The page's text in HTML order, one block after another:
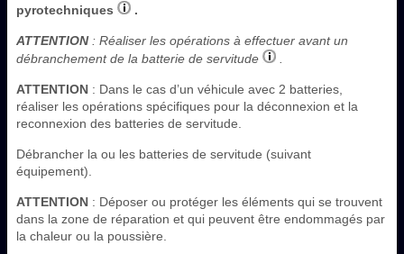
pyrotechniques
.
ATTENTION: Réaliser les opérations à effectuer avant un
débranchement de la batterie de servitude
ATTENTION : Dans le cas d’un véhicule avec 2 batteries,
réaliser les opérations spécifiques pour la déconnexion et la
reconnexion des batteries de servitude.
Débrancher la ou les batteries de servitude (suivant
équipement).
ATTENTION : Déposer ou protéger les éléments qui se trouvent
dans la zone de réparation et qui peuvent être endommagés par
la chaleur ou la poussière.